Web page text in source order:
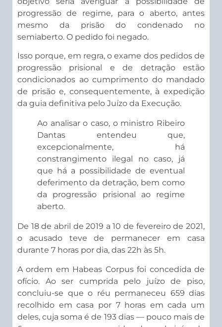
progressão de regime, para o aberto, antes
mesmo da prisão do condenado no
semiaberto. O pedido foi negado.
Isso porque, em regra, o exame dos pedidos de
progressão prisional e de detração estão
condicionados ao cumprimento do mandado
de prisão e, consequentemente, à expedição
da guia definitiva pelo Juízo da Execução.
Ao analisar o caso, o ministro Ribeiro
Dantas entendeu que,
excepcionalmente, há
constrangimento ilegal no caso, já
que há a possibilidade de eventual
deferimento da detração, bem como
da progressão prisional ao regime
aberto.
De 18 de abril de 2019 a 10 de fevereiro de 2021,
o acusado teve de permanecer em casa
durante 7 horas por dia, das 22h às 5h.
A ordem em Habeas Corpus foi concedida de
ofício. Ao ser cumprida pelo juízo de piso,
concluiu-se que o réu permaneceu 659 dias
recolhido em casa por 7 horas em cada um
deles, cuja soma é de 193 dias — pouco mais de